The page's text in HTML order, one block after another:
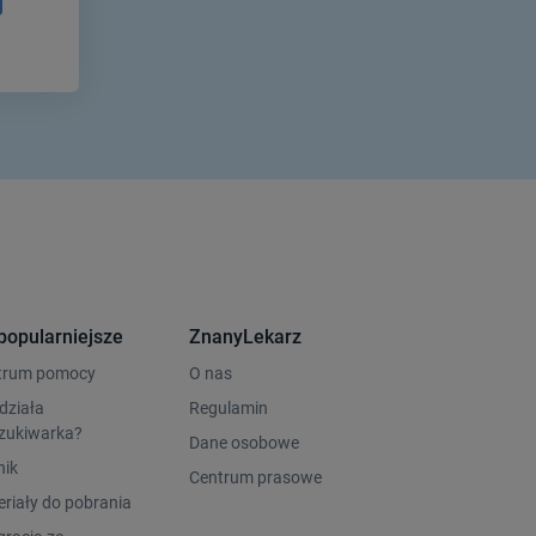
pomocy
do pobrania
ZnanyLekarz
O nas
Regulamin
Dane osobowe
Centrum prasowe